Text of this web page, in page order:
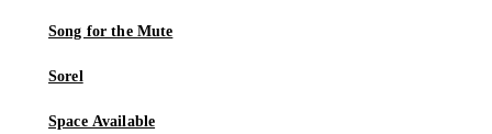
Song for the Mute
Sorel
Space Available